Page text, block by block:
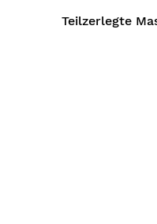
Teilzerlegte